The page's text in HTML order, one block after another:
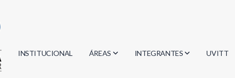
INSTITUCIONAL ÁREAS INTEGRANTES UVITT